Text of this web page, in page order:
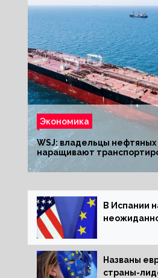
Экономика
WSJ: владельцы
наращивают
из РФ до санкций
В Испании
Названы
страны-